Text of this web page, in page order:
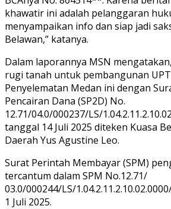
khawatir ini adalah pelanggaran
menyampaikan info dan siap jadi
Belawan,” katanya.
Dalam laporannya MSN
rugi tanah untuk pembangunan
Penyelematan Medan ini dengan
Pencairan Dana (SP2D) No.
12.71/04.0/000237/LS/
tanggal 14 Juli 2025 diteken Kuasa
Daerah Yus Agustine Leo.
Surat Perintah Membayar (SPM)
tercantum dalam SPM No.12.71/
03.0/000244/LS/
1 Juli 2025.